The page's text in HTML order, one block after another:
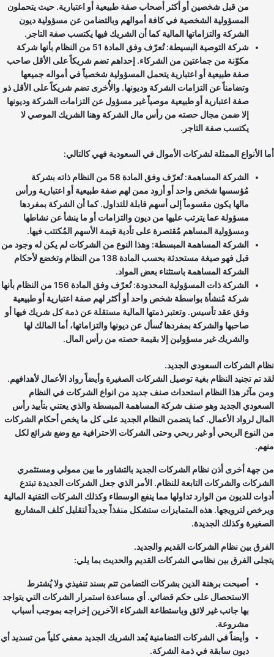
من قبل شخصين أو أكثر أصحاب صفة طبيعية أو اعتبارية. حيث يتحملون
المسؤولية الشخصية في كافة أموالهم وبالتضامن عن مسؤولية ديون
الشركة والتزاماتها المالية كما أن الشريك فيها يكتسب صفة التاجر.
شركة التوصية البسيطة: تُعرّف وفق المادة 51 من النظام بأنها شركة
مكوّنة من جماعتين من الشركاء. إحداهم تضم شريكاً على الأقل صاحب
صفة طبيعية أو اعتبارية يتحمل المسؤولية شخصياً في أمواله جميعها
وتضامناً عن التزامات الشركة وديونها. والأُخرى تضم شريكاً على الأقل ذو
صفة اعتبارية أو طبيعية موصياً غير مسؤول عن التزامات الشركة وديونها
إلا ضمن مجال حصته من رأس مال الشركة وهنا الشريك الموصي لا
يكتسب صفة التاجر.
الأنواع الممثلة لشركات الأموال في السعودية فهي كالتالي:
الشركة المساهمة: تُعرّف وفق المادة 58 من النظام ذاته بشركة
مُؤسسها شخص واحد أو أزود ممن لهم صفة طبيعية أو اعتبارية ورأس
مالها يكون مقسوماً إلى أسهم قابلة للتداول. كما أن الشركة بمفردها
مسؤولة عما يترتب عليها من ديون والتزامات أو ما ينشأ عن نشاطها
ومسؤولية المساهم مُقتصرة على تأدية قيمة الأسهم المُكتتب فيها.
الشركة المساهمة المبسطة: وهذا النوع من الشركات لم يكن له وجود من
قبل فهو صيغة مستحدثة بحسب المادة 138 من النظام وتخضع لأحكام
الشركة المساهمة باستثناء بعض المواد.
الشركة ذات المسؤولية المحدودة: تُعرّف وفق المادة 156 من النظام بأنها
شركة مُنشأة بواسطة شخص واحد أو أكثر لهم صفة اعتبارية أو طبيعية
وفق عقد تأسيس. وتعتبر ذمتها المالية مستقلة عن ذمة كل شريك فيها أو
صاحبها والشركة بمفردها تُسأل عن ديونها والتزاماتها، أما المالك لها
والشريك غير مسؤولين إلا بقيمة حصته من رأس المال.
الشركات السعودي الجديد.
تم تجنيد النظام بغية توصيل الشركات الصغيرة وأيضاً رواد الأعمال لأهدافهم.
مآثر هذا النظام استحداث صنف جديد من انواع الشركات في النظام
الجديد وهو صنف شركة المساهمة المبسطة والذي يعتني بتأييد رأس
لرواد الأعمال. كما يتضمن النظام الجديد على كل ما يخص أحكام الشركات
النوع الربحي أو غير ربحي وحتى الشركات الاحترافية مع وضع شرائع لكل
جهة أخرى أذن نظام الشركات الجديد بالتشاور ما بين ممولي ومستثمري
والشركات التابعة للنظام. الأمر الذي جعل الشركات الجديدة تبتدع
للديون من الوارد تداولها مما ينفع الوسطاء وكذلك الشركات التقنية المالية
لترويجها. هذه المتمايزات ستشكل منفذاً جديداً لتقليل كلف المشاريع
وكذلك الجديدة.
بين نظام الشركات القديم والجديد.
الفرق بين نظامي الشركات القديم والحديث بما يلي:
أصبحت برهنة الدين بشركات التضامن تتم بسند تنفيذي ولا يُشترط
الاستحصال على حكم قضائي. أي مساعدة استمرار الشركات التي يتواجد
بها جانب غير لائق وباستطاعة الشركاء الآخرين إخراجه بموجب أسباب
مشروعة.
وأيضاً في الشركات التضامنية يُعد الشريك الجديد معفي كلياً من تسديد أي
ديون سابقة في ذمة الشركة.